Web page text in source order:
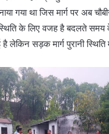
गया था जिस मार्ग पर अब
के लिए वजह है बदलते समय
लेकिन सड़क मार्ग पुरानी